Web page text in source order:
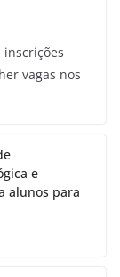
inscrições
vagas nos
e
alunos para